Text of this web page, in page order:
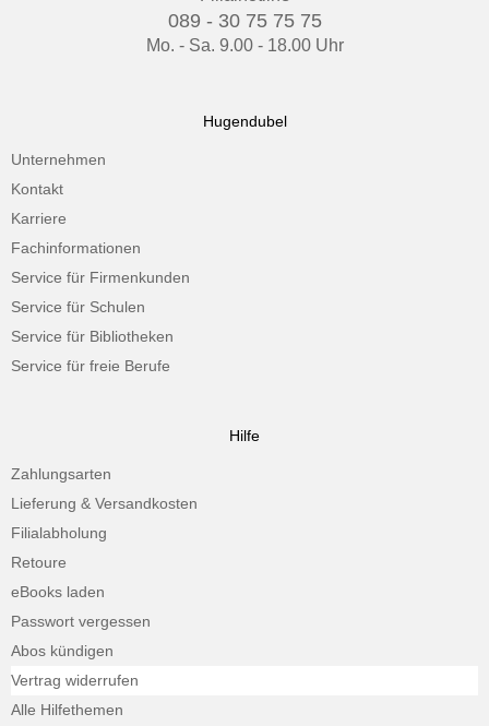
089 - 30 75 75 75
Mo. - Sa. 9.00 - 18.00 Uhr
Hugendubel
Unternehmen
Kontakt
Karriere
Fachinformationen
Service für Firmenkunden
Service für Schulen
Service für Bibliotheken
Service für freie Berufe
Hilfe
Zahlungsarten
Lieferung & Versandkosten
Filialabholung
Retoure
eBooks laden
Passwort vergessen
Abos kündigen
Vertrag widerrufen
Alle Hilfethemen